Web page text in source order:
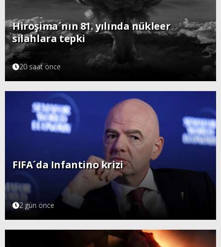
Hiroşima´nın 81. yılında nükleer
silahlara tepki
20 saat önce
FIFA´da Infantino krizi
2 gün önce